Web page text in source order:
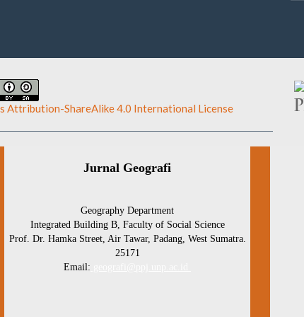
Attribution-ShareAlike 4.0 International License.
Jurnal Geografi
Geography Department
Integrated Building B, Faculty of Social Science
Prof. Dr. Hamka Street, Air Tawar, Padang, West Sumatra.
25171
Email: